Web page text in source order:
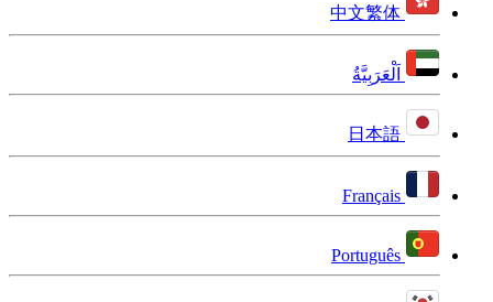
中文繁体
اَلْعَرَبِيَّةُ
日本語
Français
Português